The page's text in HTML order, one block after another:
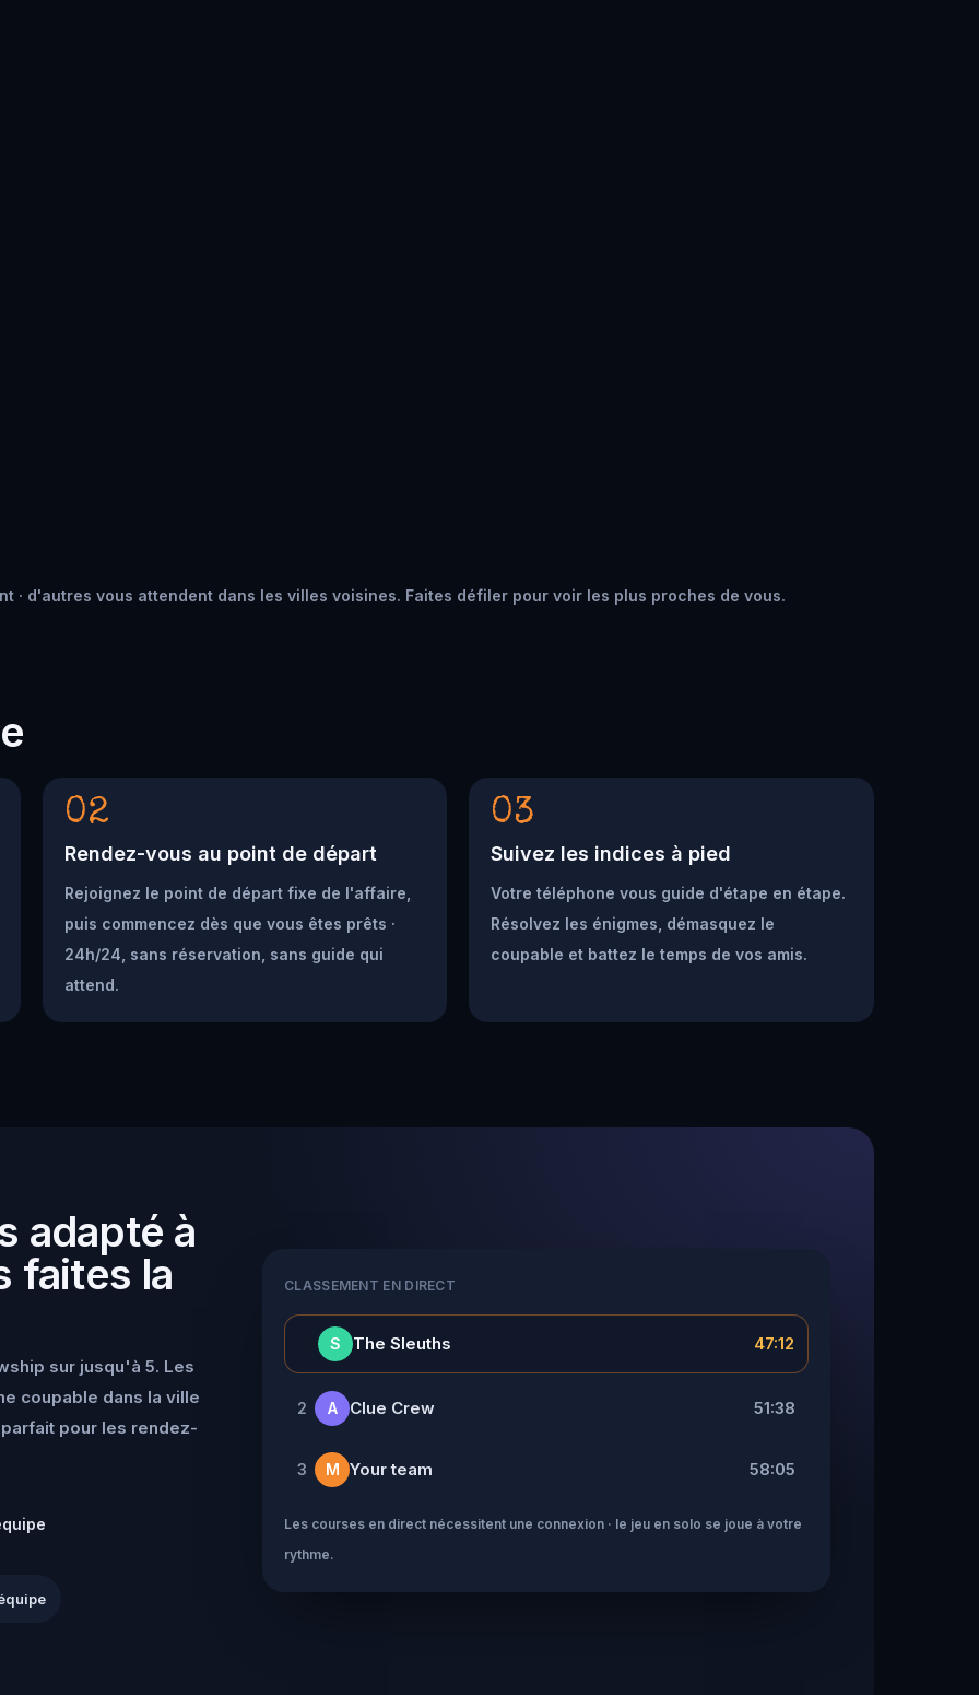
· d'autres vous attendent dans les villes voisines. Faites défiler pour voir les plus proches de vous.
02
Rendez-vous au point de départ
Rejoignez le point de départ fixe de l'affaire,
puis commencez dès que vous êtes prêts ·
24h/24, sans réservation, sans guide qui
attend.
03
Suivez les indices à pied
Votre téléphone vous guide d'étape en étape.
Résolvez les énigmes, démasquez le
coupable et battez le temps de vos amis.
adapté à
faites la
sur jusqu'à 5. Les
coupable dans la ville
pour les rendez-
CLASSEMENT EN DIRECT
S The Sleuths 47:12
2 A Clue Crew 51:38
3 M Your team 58:05
Les courses en direct nécessitent une connexion · le jeu en solo se joue à votre
rythme.